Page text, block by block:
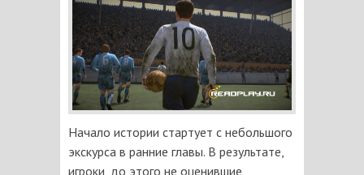
Начало истории стартует с небольшого
экскурса в ранние главы. В результате,
игроки, до этого не оценившие